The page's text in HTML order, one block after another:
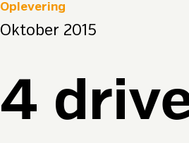
Oplevering
Oktober 2015
4